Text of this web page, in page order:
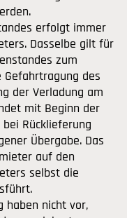
erfolgt immer
Dasselbe gilt für
zum
Gefahrtragung des
der Verladung am
mit Beginn der
Rücklieferung
Übergabe. Das
auf den
selbst die
haben nicht vor,